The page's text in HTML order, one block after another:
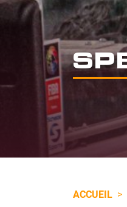
ACCUEIL >